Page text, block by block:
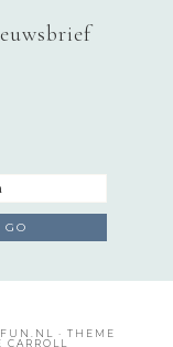
· THEME